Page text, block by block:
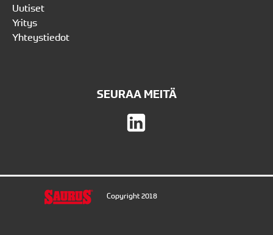
Uutiset
Yritys
Yhteystiedot
SEURAA MEITÄ
Copyright 2018